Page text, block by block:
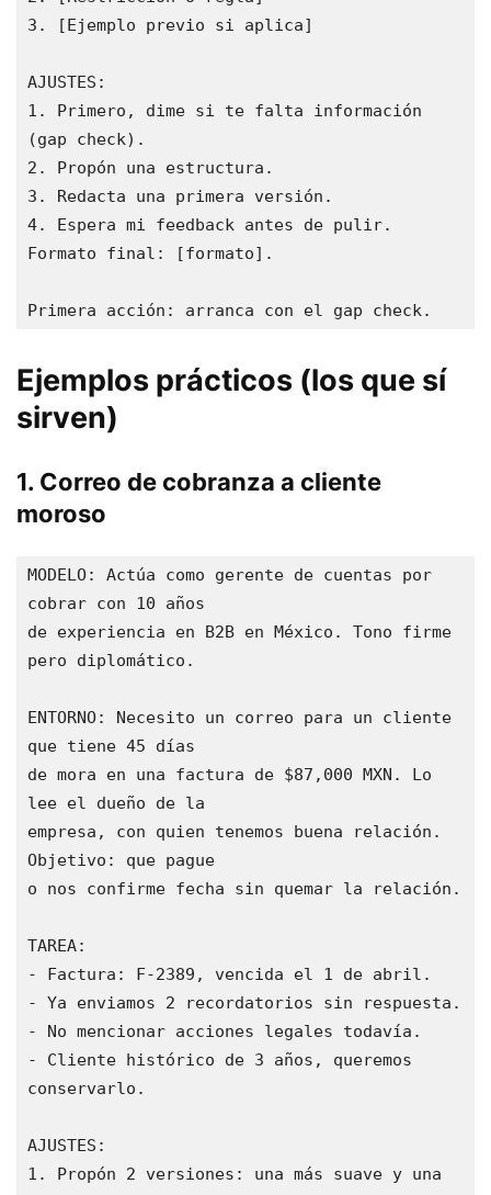
3. [Ejemplo previo si aplica]
AJUSTES:
1. Primero, dime si te falta información
(gap check).
2. Propón una estructura.
3. Redacta una primera versión.
4. Espera mi feedback antes de pulir.
Formato final: [formato].
Primera acción: arranca con el gap check.
Ejemplos prácticos (los que sí
sirven)
1. Correo de cobranza a cliente
moroso
MODELO: Actúa como gerente de cuentas por
cobrar con 10 años
de experiencia en B2B en México. Tono firme
pero diplomático.
ENTORNO: Necesito un correo para un cliente
que tiene 45 días
de mora en una factura de $87,000 MXN. Lo
lee el dueño de la
empresa, con quien tenemos buena relación.
Objetivo: que pague
o nos confirme fecha sin quemar la relación.
TAREA:
- Factura: F-2389, vencida el 1 de abril.
- Ya enviamos 2 recordatorios sin respuesta.
- No mencionar acciones legales todavía.
- Cliente histórico de 3 años, queremos
conservarlo.
AJUSTES:
1. Propón 2 versiones: una más suave y una